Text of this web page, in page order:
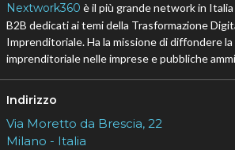
Nextwork360 è il più grande network in
B2B dedicati ai temi della Trasformazione
Imprenditoriale. Ha la missione di diffondere
imprenditoriale nelle imprese e pubbliche
Indirizzo
Via Moretto da Brescia, 22
Milano - Italia